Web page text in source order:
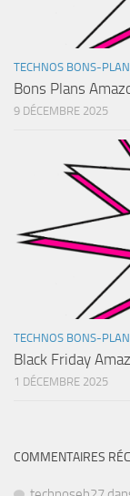
TECHNOS BONS-
Bons Plans
9 DÉCEMBRE 2025
TECHNOS BONS-
Black Friday
1 DÉCEMBRE 2025
COMMENTAIRES